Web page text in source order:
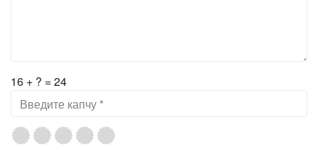
16 + ? = 24